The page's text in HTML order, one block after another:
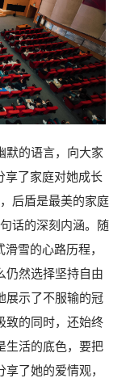
默的语言，向大家
享了家庭对她成长
后盾是最美的家庭
话的深刻内涵。随
雪的心路历程，
仍然选择坚持自由
展示了不服输的冠
致的同时，还始终
生活的底色，要把
了她的爱情观，